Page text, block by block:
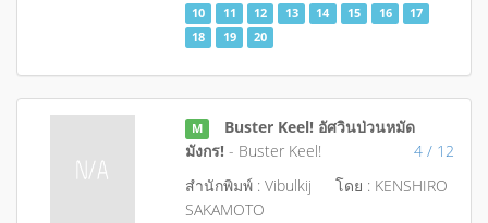
10
11 12 13 14 15 16
17
18
19 20
M
Buster Keel! อัศวินป่วนหมัด
มังกร!- Buster Keel!
4 / 12
สำนักพิมพ์ : Vibulkij
โดย : KENSHIRO
SAKAMOTO